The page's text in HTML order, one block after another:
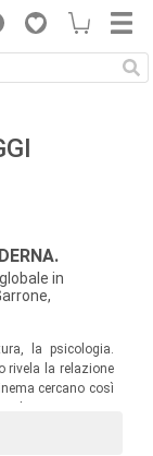
in
la psicologia.
rivela la relazione
cercano così